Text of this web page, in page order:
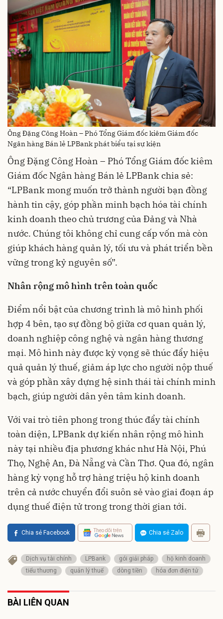
Ông Đặng Công Hoàn – Phó Tổng Giám đốc kiêm Giám đốc
Ngân hàng Bán lẻ LPBank phát biểu tại sự kiện
Ông Đặng Công Hoàn – Phó Tổng Giám đốc kiêm
Giám đốc Ngân hàng Bán lẻ LPBank chia sẻ:
“LPBank mong muốn trở thành người bạn đồng
hành tin cậy, góp phần minh bạch hóa tài chính
kinh doanh theo chủ trương của Đảng và Nhà
nước. Chúng tôi không chỉ cung cấp vốn mà còn
giúp khách hàng quản lý, tối ưu và phát triển bền
vững trong kỷ nguyên số”.
Nhân rộng mô hình trên toàn quốc
Điểm nổi bật của chương trình là mô hình phối
hợp 4 bên, tạo sự đồng bộ giữa cơ quan quản lý,
doanh nghiệp công nghệ và ngân hàng thương
mại. Mô hình này được kỳ vọng sẽ thúc đẩy hiệu
quả quản lý thuế, giảm áp lực cho người nộp thuế
và góp phần xây dựng hệ sinh thái tài chính minh
bạch, giúp người dân yên tâm kinh doanh.
Với vai trò tiên phong trong thúc đẩy tài chính
toàn diện, LPBank dự kiến nhân rộng mô hình
này tại nhiều địa phương khác như Hà Nội, Phú
Thọ, Nghệ An, Đà Nẵng và Cần Thơ. Qua đó, ngân
hàng kỳ vọng hỗ trợ hàng triệu hộ kinh doanh
trên cả nước chuyển đổi suôn sẻ vào giai đoạn áp
dụng thuế điện tử trong trong thời gian tới.
Chia sẻ Facebook Theo dõi trên Chia sẻ Zalo
Dịch vụ tài chính LPBank gói giải pháp
hộ kinh doanh
tiểu thương
quản lý thuế dòng tiền hóa đơn điện tử
BÀI LIÊN QUAN